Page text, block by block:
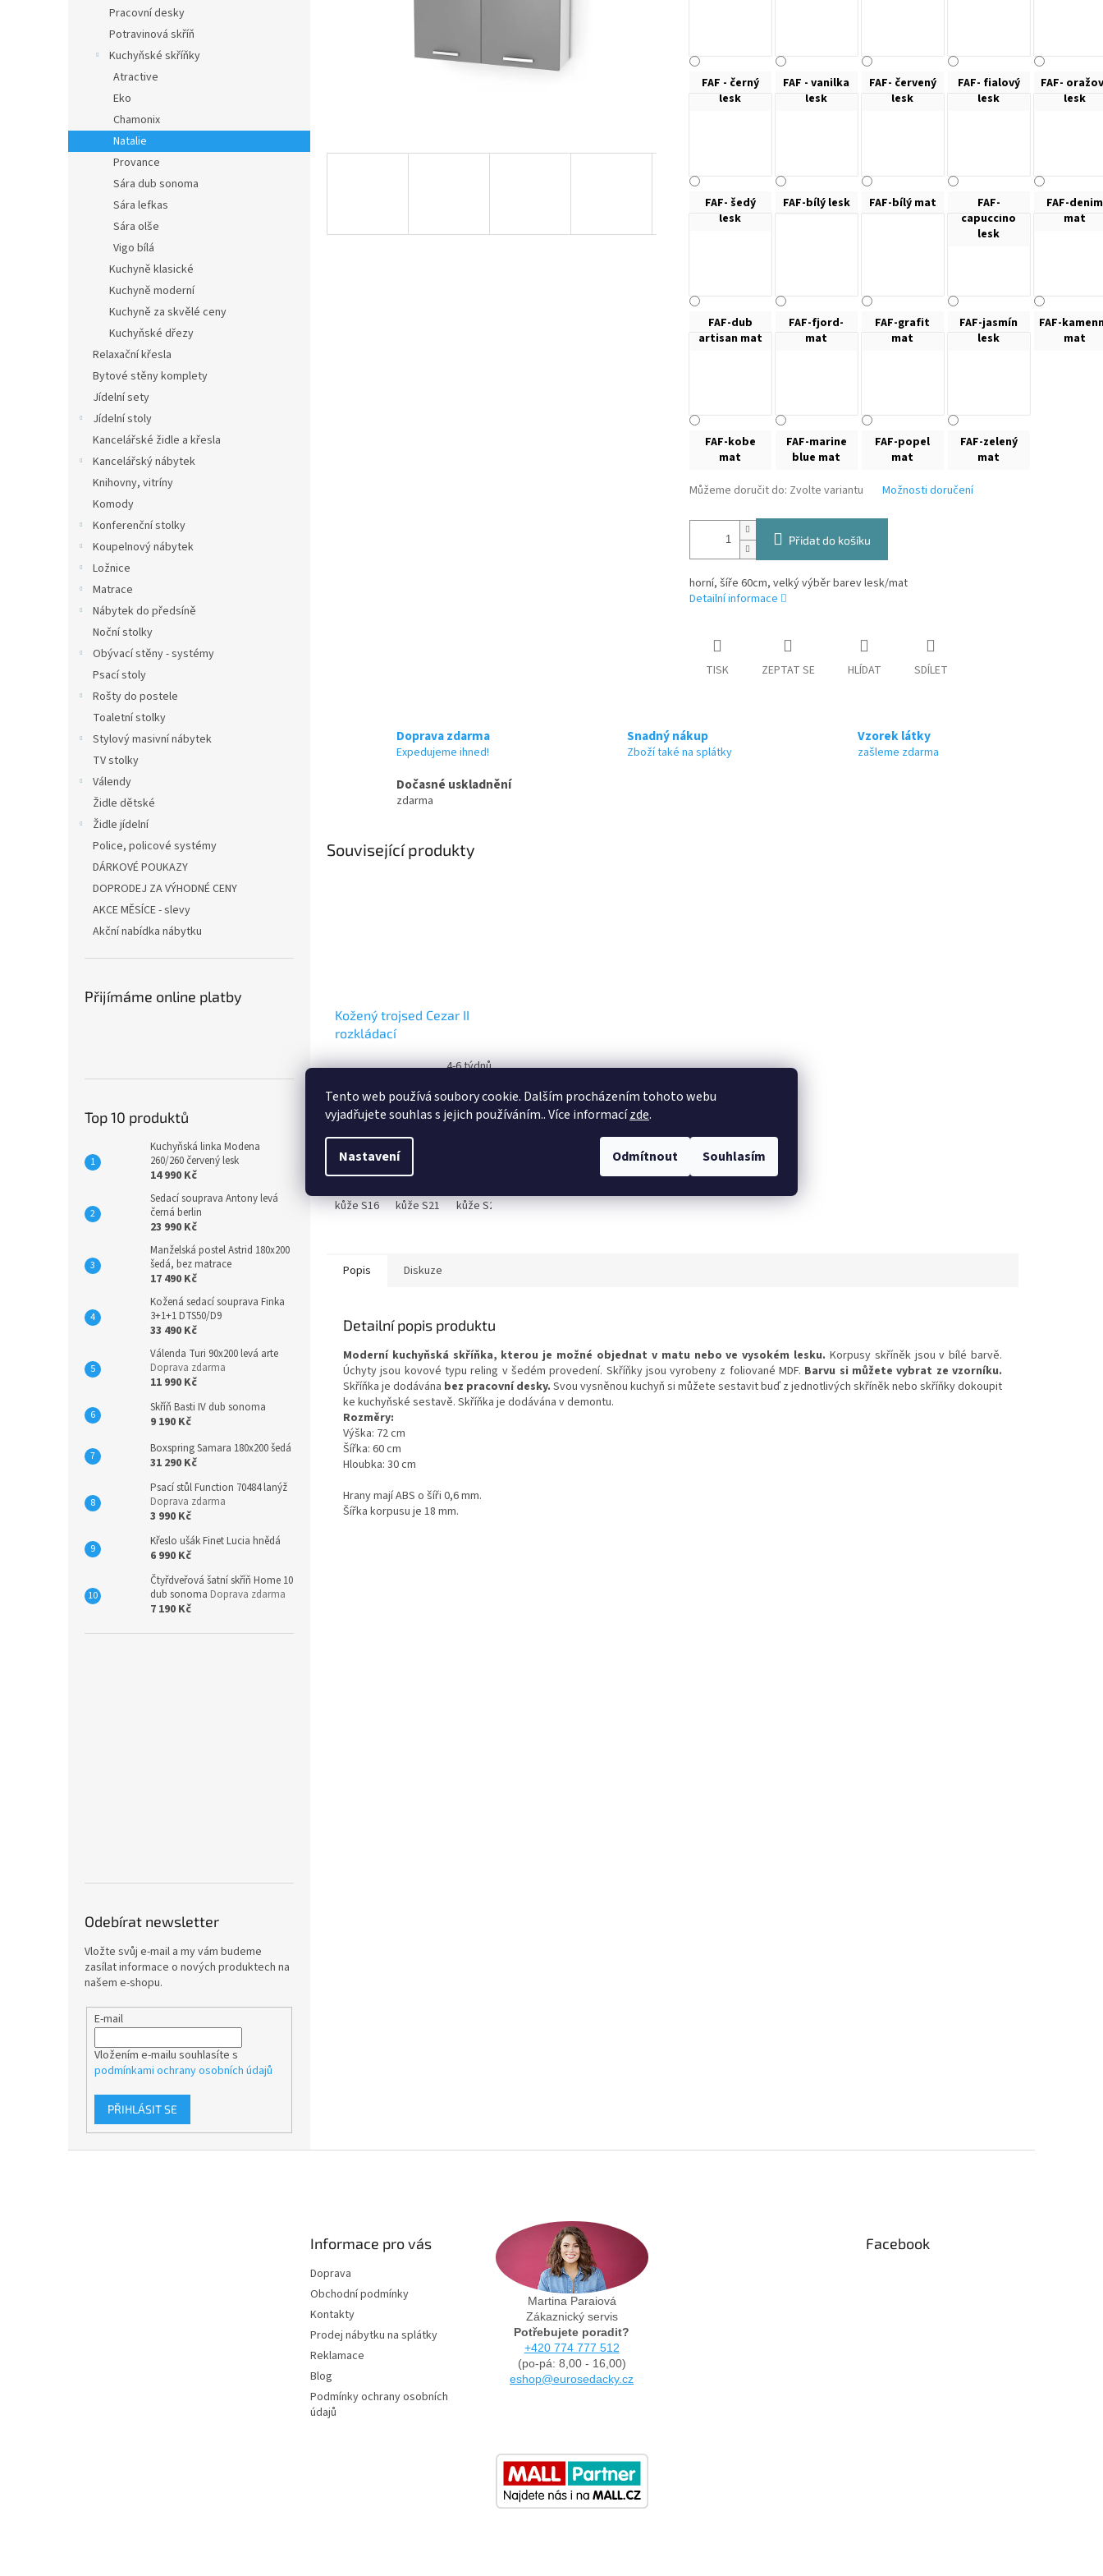
Tento web používá soubory cookie. Dalším procházením tohoto webu
vyjadřujete souhlas s jejich používáním.. Více informacízde.
Nastavení Odmítnout Souhlasím
Pracovní desky
Potravinová skříň
Kuchyňské skříňky
Atractive
Eko
Chamonix
Natalie
Provance
Sára dub sonoma
Sára lefkas
Sára olše
Vigo bílá
Kuchyně klasické
Kuchyně moderní
Kuchyně za skvělé ceny
Kuchyňské dřezy
Relaxační křesla
Bytové stěny komplety
Jídelní sety
Jídelní stoly
Kancelářské židle a křesla
Kancelářský nábytek
Knihovny, vitríny
Komody
Konferenční stolky
Koupelnový nábytek
Ložnice
Matrace
Nábytek do předsíně
Noční stolky
Obývací stěny - systémy
Psací stoly
Rošty do postele
Toaletní stolky
Stylový masivní nábytek
TV stolky
Válendy
Židle dětské
Židle jídelní
Police, policové systémy
DÁRKOVÉ POUKAZY
DOPRODEJ ZA VÝHODNÉ CENY
AKCE MĚSÍCE - slevy
Akční nabídka nábytku
Přijímáme online platby
Top 10 produktů
Kuchyňská linka Modena
260/260 červený lesk
14 990 Kč
Sedací souprava Antony levá
černá berlin
23 990 Kč
Manželská postel Astrid 180x200
šedá, bez matrace
17 490 Kč
Kožená sedací souprava Finka
3+1+1 DTS50/D9
33 490 Kč
Válenda Turi 90x200 levá arte
Doprava zdarma
11 990 Kč
Skříň Basti IV dub sonoma
9 190 Kč
Boxspring Samara 180x200 šedá
31 290 Kč
Psací stůl Function 70484 lanýž
Doprava zdarma
3 990 Kč
Křeslo ušák Finet Lucia hnědá
6 990 Kč
Čtyřdveřová šatní skříň Home 10
dub sonoma Doprava zdarma
7 190 Kč
Odebírat newsletter
Vložte svůj e-mail a my vám budeme
zasílat informace o nových produktech na
našem e-shopu.
E-mail
Vložením e-mailu souhlasíte s
podmínkami ochrany osobních údajů
PŘIHLÁSIT SE
FAF - černý
lesk
FAF - vanilka
lesk
FAF- červený
lesk
FAF- fialový
lesk
FAF-
lesk
FAF- šedý
lesk
FAF-bílý lesk FAF-bílý mat
FAF-
capuccino
lesk
FAF-denim
mat
FAF-dub
artisan mat
FAF-fjord-
mat
FAF-grafit
mat
FAF-jasmín
lesk
FAF-
mat
FAF-kobe
mat
FAF-marine
blue mat
FAF-popel
mat
FAF-zelený
mat
Můžeme doručit do: Zvolte variantu Možnosti doručení
Přidat do košíku
horní, šíře 60cm, velký výběr barev lesk/mat
Detailní informace
TISK ZEPTAT SE HLÍDAT SDÍLET
Doprava zdarma
Expedujeme ihned!
Snadný nákup
Zboží také na splátky
Vzorek látky
zašleme zdarma
Dočasné uskladnění
zdarma
Související produkty
Kožený trojsed Cezar II
rozkládací
4-6 týdnů
44 690 Kč DETAIL
Luxusní trojsed Cezar II v
provedení pravé kůže,
rozkládací
kůže S16
kůže S21 kůže S22 kůže S27 kůže S35 kůže S38 kůže S39 kůže S41
Popis Diskuze
Detailní popis produktu
Moderní kuchyňská skříňka, kterou je možné objednat v matu nebo ve vysokém lesku. Korpusy skříněk jsou v bílé barvě.
Úchyty jsou kovové typu reling v šedém provedení. Skříňky jsou vyrobeny z foliované MDF. Barvu si můžete vybrat ze vzorníku.
Skříňka je dodávána bez pracovní desky. Svou vysněnou kuchyň si můžete sestavit buď z jednotlivých skříněk nebo skříňky dokoupit
ke kuchyňské sestavě. Skříňka je dodávána v demontu.
Rozměry:
Výška: 72 cm
Šířka: 60 cm
Hloubka: 30 cm
Hrany mají ABS o šíři 0,6 mm.
Šířka korpusu je 18 mm.
Informace pro vás
Doprava
Obchodní podmínky
Kontakty
Prodej nábytku na splátky
Reklamace
Blog
Podmínky ochrany osobních
údajů
Martina Paraiová
Zákaznický servis
Potřebujete poradit?
+420 774 777 512
(po-pá: 8,00 - 16,00)
eshop@eurosedacky.cz
Facebook